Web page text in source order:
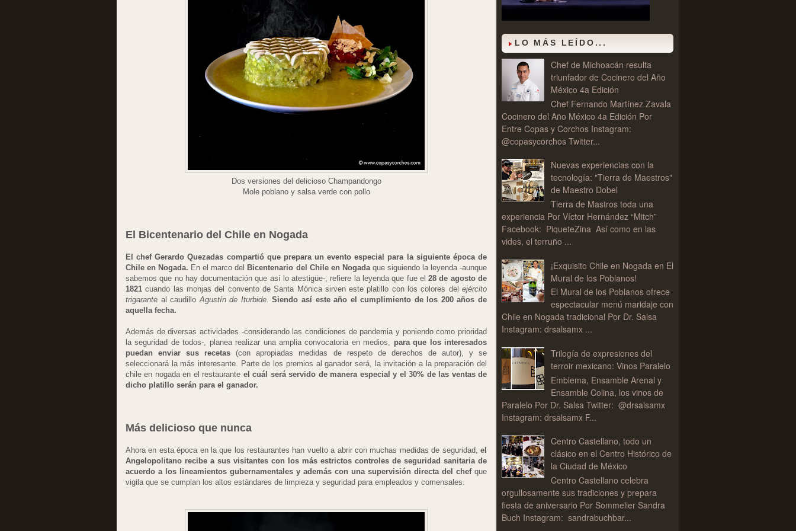
Dos versiones del delicioso Champandongo
Mole poblano y salsa verde con pollo
El Bicentenario del Chile en Nogada
El chef Gerardo Quezadas compartió que prepara un evento especial para la siguiente época de
Chile en Nogada. En el marco del Bicentenario del Chile en Nogada que siguiendo la leyenda -aunque
sabemos que no hay documentación que así lo atestigüe-, refiere la leyenda que fue el28 de agosto de
1821cuando las monjas del convento de Santa Mónica sirven este platillo con los colores del ejército
trigarante al caudilloAgustín de Iturbide.Siendo así este año el cumplimiento de los 200 años de
aquella fecha.
Además de diversas actividades -considerando las condiciones de pandemia y poniendo como prioridad
la seguridad de todos-, planea realizar una amplia convocatoria en medios, para que los interesados
puedan enviar sus recetas(con apropiadas medidas de respeto de derechos de autor), y se
seleccionará la más interesante. Parte de los premios al ganador será, la invitación a la preparación del
chile en nogada en el restaurante el cuál será servido de manera especial y el 30% de las ventas de
dicho platillo serán para el ganador.
Más delicioso que nunca
Ahora en esta época en la que los restaurantes han vuelto a abrir con muchas medidas de seguridad, el
Angelopolitano recibe a sus visitantes con los más estrictos controles de seguridad sanitaria de
acuerdo a los lineamientos gubernamentales y además con una supervisión directa del chef que
vigila que se cumplan los altos estándares de limpieza y seguridad para empleados y comensales.
LO MÁS LEÍDO...
Chef de Michoacán resulta
triunfador de Cocinero del Año
México 4a Edición
Chef Fernando Martínez Zavala
Cocinero del Año México 4a Edición Por
Entre Copas y Corchos Instagram:
@copasycorchos Twitter...
Nuevas experiencias con la
tecnología: "Tierra de Maestros"
de Maestro Dobel
Tierra de Mastros toda una
experiencia Por Víctor Hernández “Mitch”
Facebook: PiqueteZina Así como en las
vides, el terruño ...
¡Exquisito Chile en Nogada en El
Mural de los Poblanos!
El Mural de los Poblanos ofrece
espectacular menú maridaje con
Chile en Nogada tradicional Por Dr. Salsa
Instagram: drsalsamx ...
Trilogía de expresiones del
terroir mexicano: Vinos Paralelo
Emblema, Ensamble Arenal y
Ensamble Colina, los vinos de
Paralelo Por Dr. Salsa Twitter: @drsalsamx
Instagram: drsalsamx F...
Centro Castellano, todo un
clásico en el Centro Histórico de
la Ciudad de México
Centro Castellano celebra
orgullosamente sus tradiciones y prepara
fiesta de aniversario Por Sommelier Sandra
Buch Instagram: sandrabuchbar...